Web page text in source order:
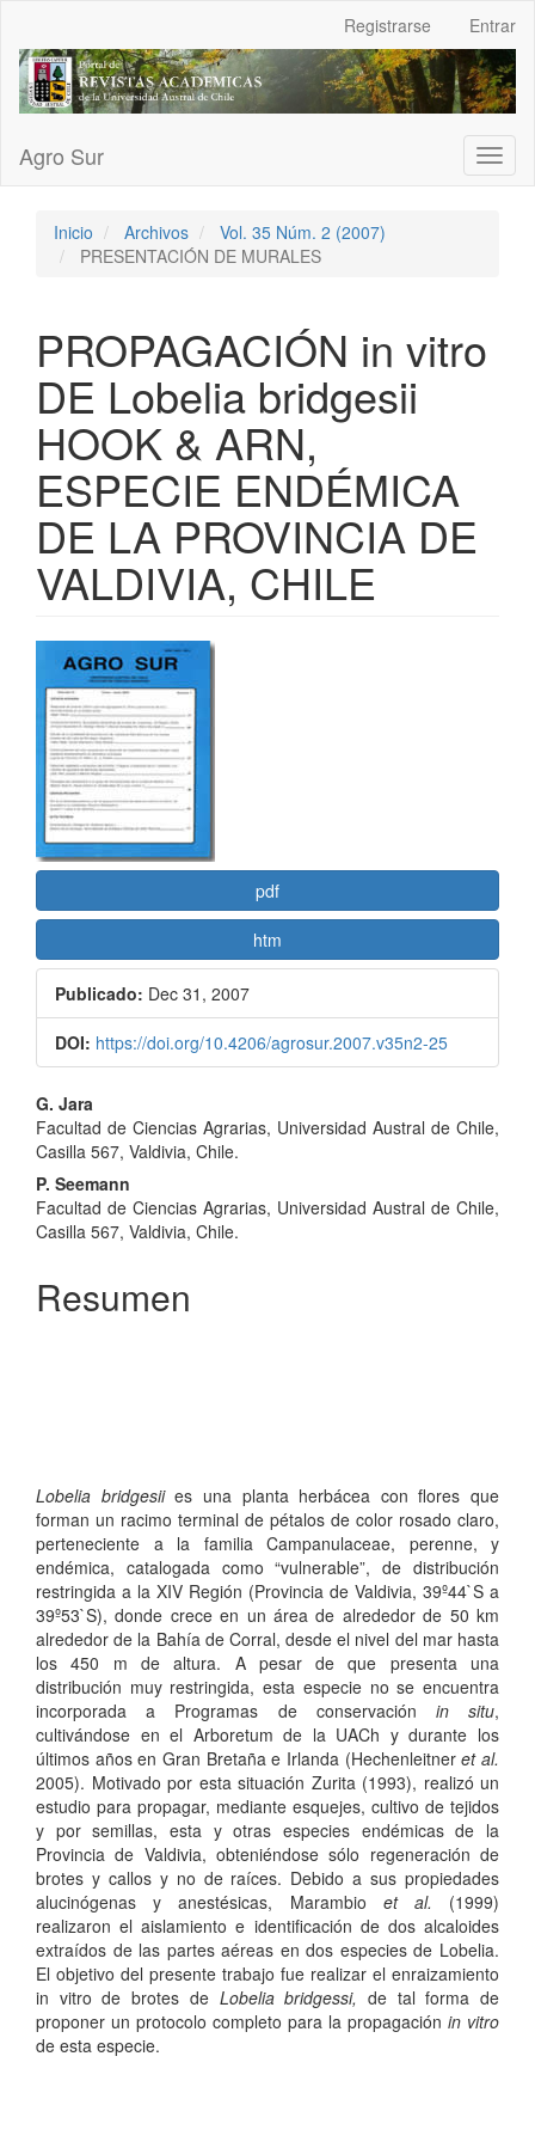
Contenido
principal
Barra
Registrarse Entrar
Agro Sur
Inicio Archivos
Vol. 35 Núm. 2 (2007)
PRESENTACIÓN DE MURALES
PROPAGACIÓN in vitro
DE Lobelia bridgesii
HOOK & ARN,
ESPECIE ENDÉMICA
DE LA PROVINCIA DE
VALDIVIA, CHILE
Barra
lateral
del
artículo
pdf
htm
Publicado: Dec 31, 2007
DOI: https://doi.org/10.4206/agrosur.2007.v35n2-25
Contenido
principal
del
artículo
G. Jara
Facultad de Ciencias Agrarias, Universidad Austral de Chile,
Casilla 567, Valdivia, Chile.
P. Seemann
Facultad de Ciencias Agrarias, Universidad Austral de Chile,
Casilla 567, Valdivia, Chile.
Resumen
Lobelia bridgesiies una planta herbácea con flores que
forman un racimo terminal de pétalos de color rosado claro,
perteneciente a la familia Campanulaceae, perenne, y
endémica, catalogada como “vulnerable”, de distribución
restringida a la XIV Región (Provincia de Valdivia, 39º44`S a
39º53`S), donde crece en un área de alrededor de 50 km
alrededor de la Bahía de Corral, desde el nivel del mar hasta
los 450 m de altura. A pesar de que presenta una
distribución muy restringida, esta especie no se encuentra
incorporada a Programas de conservación in situ,
cultivándose en el Arboretum de la UACh y durante los
últimos años en Gran Bretaña e Irlanda (Hechenleitneret al.
2005). Motivado por esta situación Zurita (1993), realizó un
estudio para propagar, mediante esquejes, cultivo de tejidos
y por semillas, esta y otras especies endémicas de la
Provincia de Valdivia, obteniéndose sólo regeneración de
brotes y callos y no de raíces. Debido a sus propiedades
alucinógenas y anestésicas, Marambio et al. (1999)
realizaron el aislamiento e identificación de dos alcaloides
extraídos de las partes aéreas en dos especies de Lobelia.
El objetivo del presente trabajo fue realizar el enraizamiento
in vitro de brotes de Lobelia bridgessi, de tal forma de
proponer un protocolo completo para la propagación in vitro
de esta especie.